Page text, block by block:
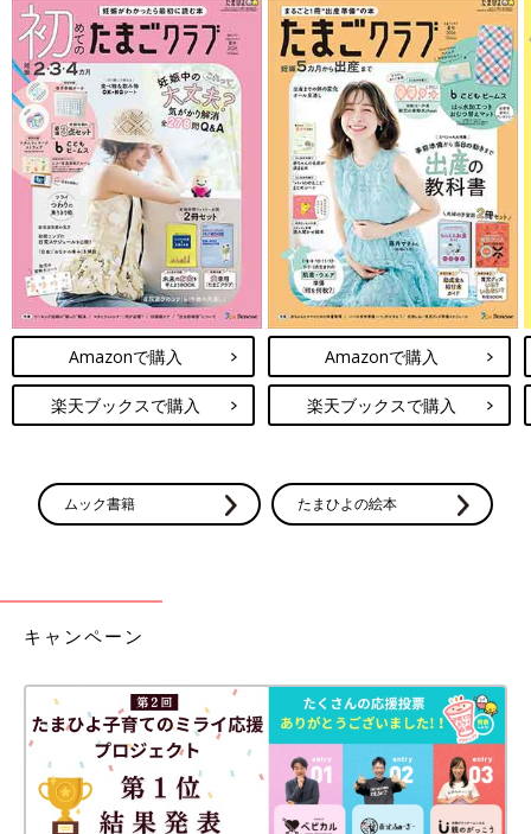
PROFILE)
青山学院大学コミュニティ人間科学部 コミュニティ人間学科教
授。専門は、発達心理学で研究テーマは、乳幼児期の親子関係、
地域コミュニティでの子育てについて。著書に『あたりまえの親
子関係に気づくエピソード65』（新曜社）がある。
あたりまえの親子関係に気づくエピソード65
Amazonで見る
Amazonで購入
楽天ブックスで購入
Amazonで購入
楽天ブックスで購入
ムック書籍 たまひよの絵本
キャンペーン